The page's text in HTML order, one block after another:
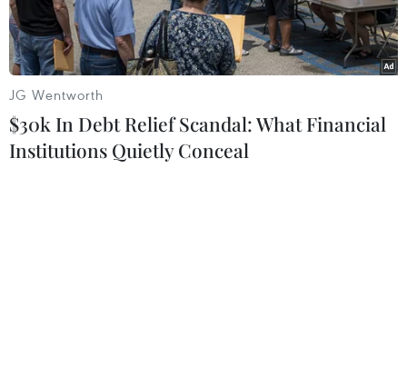
JG Wentworth
$30k In Debt Relief Scandal: What Financial
Institutions Quietly Conceal